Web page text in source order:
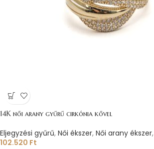
14K női arany gyűrű cirkónia kővel
Eljegyzési gyűrű, Női ékszer, Női arany ékszer,
102.520 Ft